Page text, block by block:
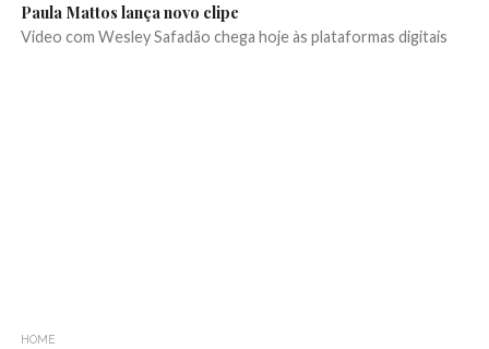
Paula Mattos lança novo clipe
Video com Wesley Safadão chega hoje às plataformas digitais
HOME